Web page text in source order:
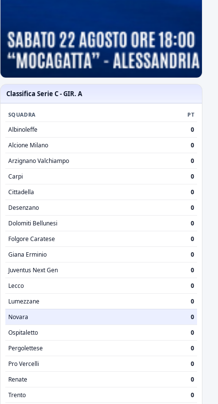
Classifica Serie C - GIR. A
SQUADRA PT
Albinoleffe
0
Alcione Milano
0
Arzignano Valchiampo
0
Carpi
0
Cittadella
0
Desenzano
0
Dolomiti Bellunesi
0
Folgore Caratese
0
Giana Erminio
0
Juventus Next Gen
0
Lecco
0
Lumezzane
0
Novara
0
Ospitaletto
0
Pergolettese
0
Pro Vercelli
0
Renate
0
Trento
0